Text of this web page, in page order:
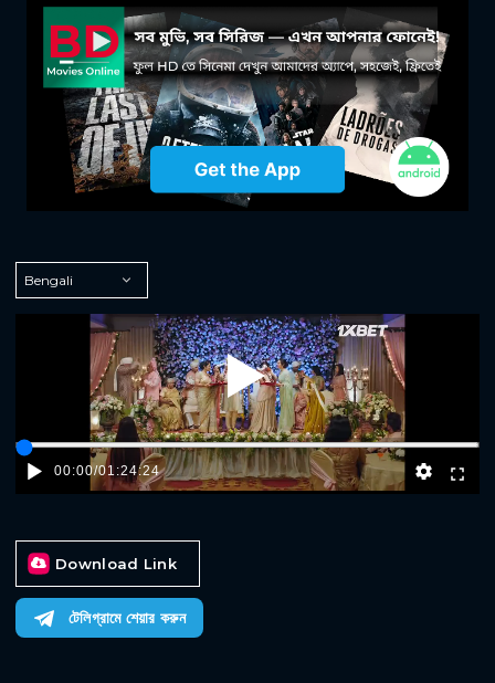
Play
00:00/01:24:24
Download Link
টেলিগ্রামে শেয়ার করুন